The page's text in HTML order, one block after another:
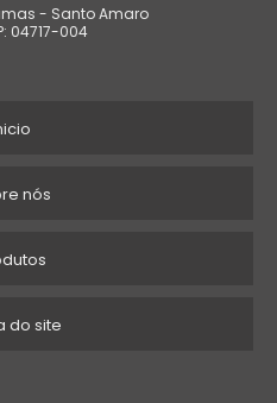
- Santo Amaro
04717-004
nós
do site